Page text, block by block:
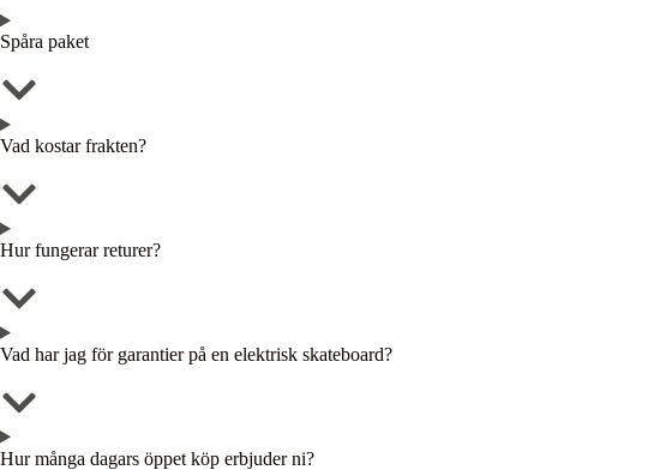
Spåra paket
Vad kostar frakten?
Hur fungerar returer?
Vad har jag för garantier på en elektrisk skateboard?
Hur många dagars öppet köp erbjuder ni?